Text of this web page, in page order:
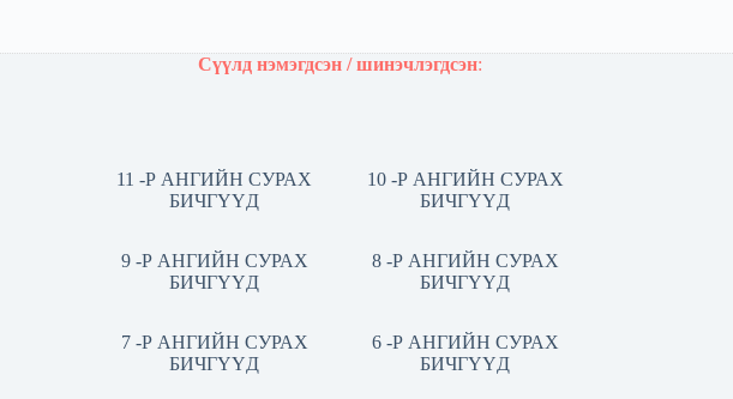
Сүүлд нэмэгдсэн / шинэчлэгдсэн:
11 -Р АНГИЙН СУРАХ
БИЧГҮҮД
10 -Р АНГИЙН СУРАХ
БИЧГҮҮД
9 -Р АНГИЙН СУРАХ
БИЧГҮҮД
8 -Р АНГИЙН СУРАХ
БИЧГҮҮД
7 -Р АНГИЙН СУРАХ
БИЧГҮҮД
6 -Р АНГИЙН СУРАХ
БИЧГҮҮД